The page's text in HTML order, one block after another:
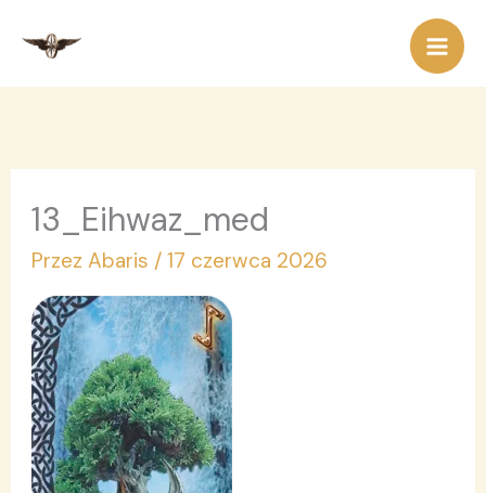
treści
13_Eihwaz_med
PrzezAbaris /17 czerwca 2026